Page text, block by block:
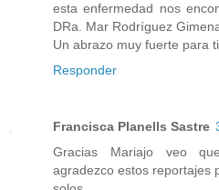
esta enfermedad nos
DRa. Mar Rodríguez
Un abrazo muy fuerte para
Responder
Francisca Planells Sastre
Gracias Mariajo veo
agradezco estos reportajes